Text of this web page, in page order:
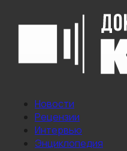
Новости
Рецензии
Интервью
Энциклопедия